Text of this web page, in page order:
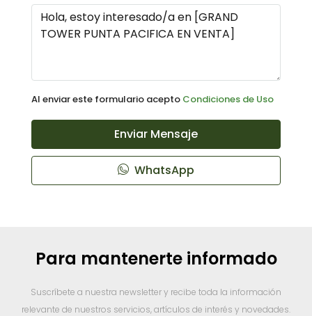
Al enviar este formulario acepto Condiciones de Uso
Enviar Mensaje
WhatsApp
Para mantenerte informado
Suscríbete a nuestra newsletter y recibe toda la información
relevante de nuestros servicios, artículos de interés y novedades.